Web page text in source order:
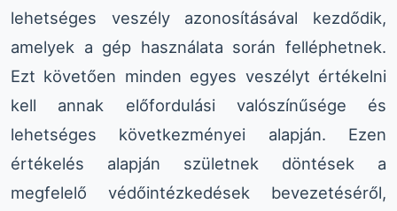
lehetséges veszély azonosításával kezdődik,
amelyek a gép használata során felléphetnek.
Ezt követően minden egyes veszélyt értékelni
kell annak előfordulási valószínűsége és
lehetséges következményei alapján. Ezen
értékelés alapján születnek döntések a
megfelelő védőintézkedések bevezetéséről,